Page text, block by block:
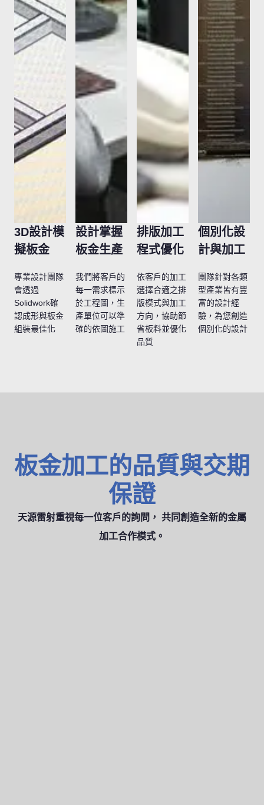
3D設計模
擬板金
專業設計團隊
會透過
Solidwork確
認成形與板金
組裝最佳化
設計掌握
板金生產
我們將客戶的
每一需求標示
於工程圖，生
產單位可以準
確的依圖施工
排版加工
程式優化
依客戶的加工
選擇合適之排
版模式與加工
方向，協助節
省板料並優化
品質
個別化設
計與加工
團隊針對各類
型產業皆有豐
富的設計經
驗，為您創造
個別化的設計
板金加工的品質與交期
保證
天源雷射重視每一位客戶的詢問， 共同創造全新的金屬
加工合作模式。